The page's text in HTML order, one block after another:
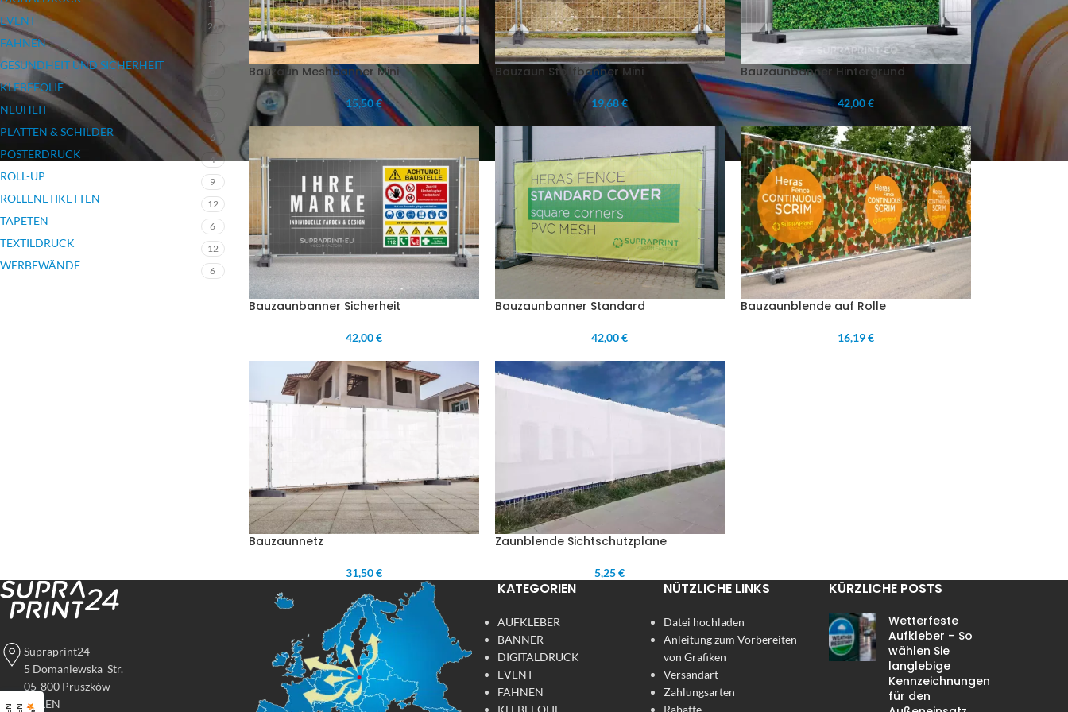
17
EVENT 26
FAHNEN
GESUNDHEIT UND SICHERHEIT
KLEBEFOLIE
NEUHEIT 12
PLATTEN & SCHILDER 6
POSTERDRUCK 4
ROLL-UP 9
ROLLENETIKETTEN 12
TAPETEN 6
TEXTILDRUCK 12
WERBEWÄNDE 6
Bauzaun Meshbanner Mini
15,50 €
Bauzaun Stoffbanner Mini
19,68 €
Bauzaunbanner Hintergrund
42,00 €
Bauzaunbanner Sicherheit
42,00 €
Bauzaunbanner Standard
42,00 €
Bauzaunblende auf Rolle
16,19 €
Bauzaunnetz
31,50 €
Zaunblende Sichtschutzplane
5,25 €
Supraprint24
5 Domaniewska Str.
05-800 Pruszków
POLEN
KATEGORIEN
AUFKLEBER
BANNER
DIGITALDRUCK
EVENT
FAHNEN
KLEBEFOLIE
NÜTZLICHE LINKS
Datei hochladen
Anleitung zum Vorbereiten
von Grafiken
Versandart
Zahlungsarten
Rabatte
KÜRZLICHE POSTS
Wetterfeste
Aufkleber – So
wählen Sie
langlebige
Kennzeichnungen
für den